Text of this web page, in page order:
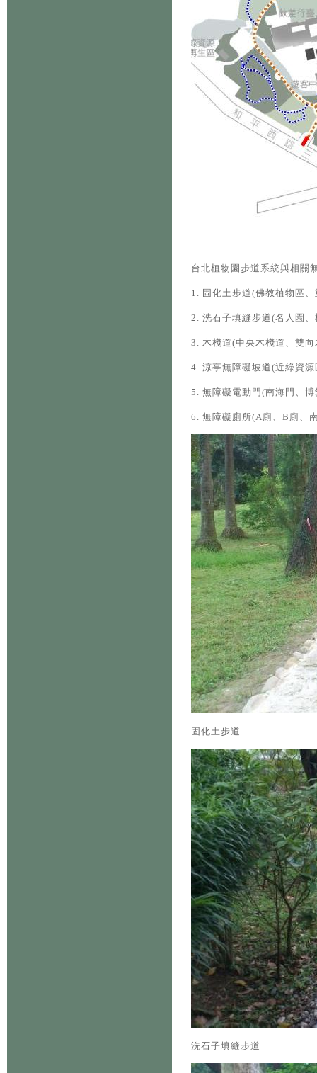
台北植物園步道系統與相關
1. 固化土步道(佛教植物區
2. 洗石子填縫步道(名人園
3. 木棧道(中央木棧道、雙
4. 涼亭無障礙坡道(近綠資
5. 無障礙電動門(南海門、博
6. 無障礙廁所(A廁、B廁、
固化土步道
洗石子填縫步道